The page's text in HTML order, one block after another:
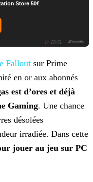
Store 50€
Fallout sur Prime
en or aux abonnés
est d’ores et déjà
Gaming. Une chance
désolées
irradiée. Dans cette
jouer au jeu sur PC